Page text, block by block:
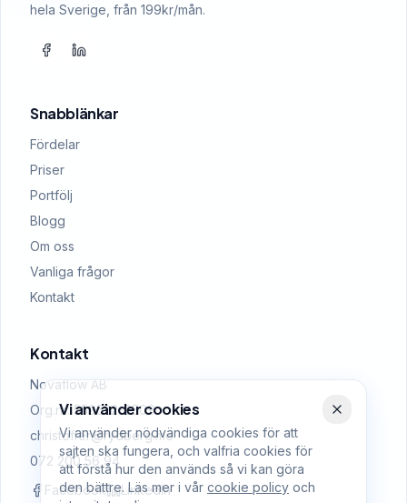
hela Sverige, från 199kr/mån.
Snabblänkar
Fördelar
Priser
Portfölj
Blogg
Om oss
Vanliga frågor
Kontakt
Kontakt
Novaflow AB
Org.nr: 559522-0509
christoffer@rydberg.me
072 200 56 94
Facebook
LinkedIn
Vi använder cookies
Vi använder nödvändiga cookies för att
sajten ska fungera, och valfria cookies för
att förstå hur den används så vi kan göra
den bättre. Läs mer i vår cookie policy och